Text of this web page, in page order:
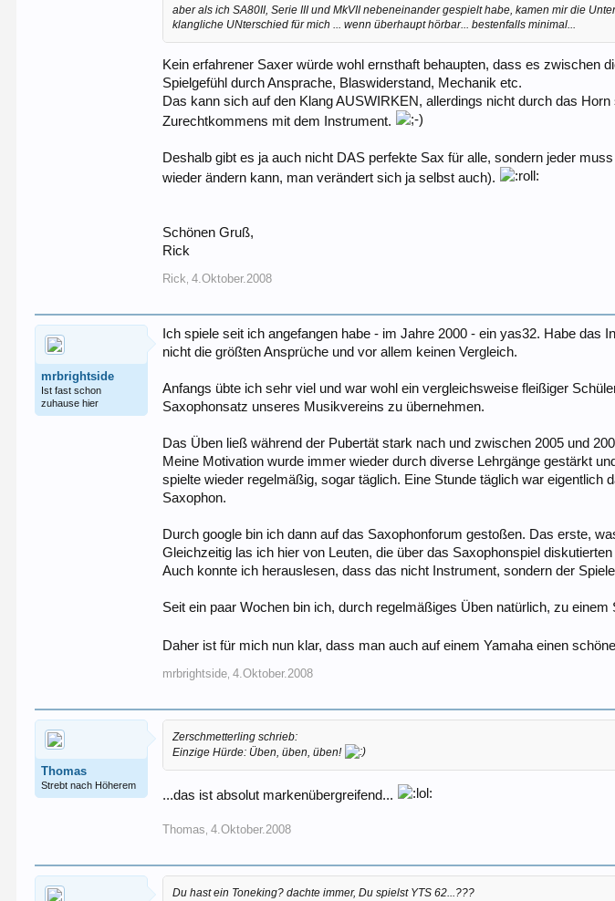
aber als ich SA80II, Serie III und MkVII nebeneinander gespielt habe, kamen mir die
klangliche UNterschied für mich ... wenn überhaupt hörbar... bestenfalls minimal...
Kein erfahrener Saxer würde wohl ernsthaft behaupten, dass es zwischen
Spielgefühl durch Ansprache, Blaswiderstand, Mechanik etc.
Das kann sich auf den Klang AUSWIRKEN, allerdings nicht durch das
Zurechtkommens mit dem Instrument.
Deshalb gibt es ja auch nicht DAS perfekte Sax für alle, sondern jeder
wieder ändern kann, man verändert sich ja selbst auch).
Schönen Gruß,
Rick
Rick 4.Oktober.2008
mrbrightside
Ist fast schon
zuhause hier
Ich spiele seit ich angefangen habe - im Jahre 2000 - ein yas32. Habe
nicht die größten Ansprüche und vor allem keinen Vergleich.
Anfangs übte ich sehr viel und war wohl ein vergleichsweise fleißiger
Saxophonsatz unseres Musikvereins zu übernehmen.
Das Üben ließ während der Pubertät stark nach und zwischen 2005 und
Meine Motivation wurde immer wieder durch diverse Lehrgänge gestärkt
spielte wieder regelmäßig, sogar täglich. Eine Stunde täglich war
Saxophon.
Durch google bin ich dann auf das Saxophonforum gestoßen. Das erste,
Gleichzeitig las ich hier von Leuten, die über das Saxophonspiel
Auch konnte ich herauslesen, dass das nicht Instrument, sondern der
Seit ein paar Wochen bin ich, durch regelmäßiges Üben natürlich, zu
Daher ist für mich nun klar, dass man auch auf einem Yamaha einen
mrbrightside 4.Oktober.2008
Thomas
Strebt nach Höherem
Zerschmetterling schrieb:
Einzige Hürde: Üben, üben, üben!
...das ist absolut markenübergreifend...
Thomas 4.Oktober.2008
Du hast ein Toneking? dachte immer, Du spielst YTS 62...???